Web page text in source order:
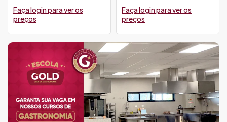
Faça login para ver os
preços
Faça login para ver os
preços